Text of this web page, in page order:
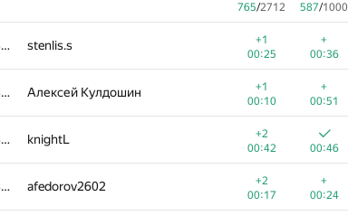
765/2712 587/1000
351-353 stenlis.s
+1
00:25
+
00:36
351-353 Алексей Кулдошин
+1
00:10
+
00:51
351-353 knightL
+2
00:42
00:46
354-356 afedorov2602
+2
00:17
+
00:24